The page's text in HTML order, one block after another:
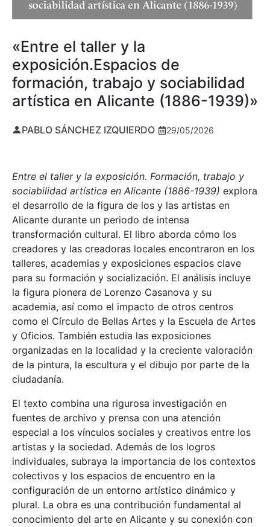
«Entre el taller y la
exposición.Espacios de
formación, trabajo y sociabilidad
artística en Alicante (1886-1939)»
PABLO SÁNCHEZ IZQUIERDO 29/05/2026
Entre el taller y la exposición. Formación, trabajo y
sociabilidad artística en Alicante (1886-1939) explora
el desarrollo de la figura de los y las artistas en
Alicante durante un periodo de intensa
transformación cultural. El libro aborda cómo los
creadores y las creadoras locales encontraron en los
talleres, academias y exposiciones espacios clave
para su formación y socialización. El análisis incluye
la figura pionera de Lorenzo Casanova y su
academia, así como el impacto de otros centros
como el Círculo de Bellas Artes y la Escuela de Artes
y Oficios. También estudia las exposiciones
organizadas en la localidad y la creciente valoración
de la pintura, la escultura y el dibujo por parte de la
ciudadanía.
El texto combina una rigurosa investigación en
fuentes de archivo y prensa con una atención
especial a los vínculos sociales y creativos entre los
artistas y la sociedad. Además de los logros
individuales, subraya la importancia de los contextos
colectivos y los espacios de encuentro en la
configuración de un entorno artístico dinámico y
plural. La obra es una contribución fundamental al
conocimiento del arte en Alicante y su conexión con